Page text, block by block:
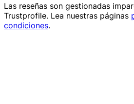
Las reseñas son gestionadas
Trustprofile. Lea nuestras páginas
condiciones.